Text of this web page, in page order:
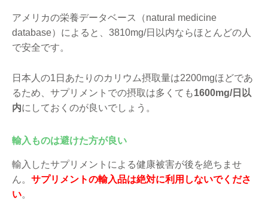
アメリカの栄養データベース（natural medicine
database）によると、3810mg/日以内ならほとんどの人
で安全です。
日本人の1日あたりのカリウム摂取量は2200mgほどであ
るため、サプリメントでの摂取は多くても1600mg/日以
内にしておくのが良いでしょう。
輸入ものは避けた方が良い
輸入したサプリメントによる健康被害が後を絶ちませ
ん。 サプリメントの輸入品は絶対に利用しないでくださ
い。